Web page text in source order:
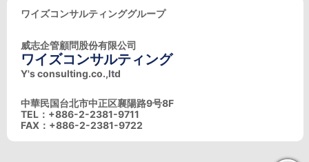
ワイズコンサルティンググループ
威志企管顧問股份有限公司
ワイズコンサルティング
Y's consulting.co.,ltd
中華民国台北市中正区襄陽路9号8F
TEL：+886-2-2381-9711
FAX：+886-2-2381-9722